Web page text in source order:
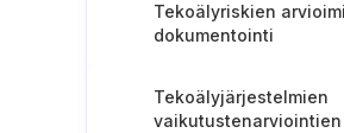
Tekoälyriskien
dokumentointi
Tekoälyjärjestelmien